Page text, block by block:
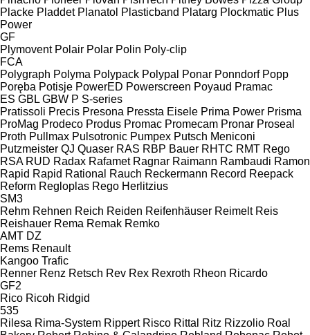
Placke Pladdet Planatol Plasticband Platarg Plockmatic Plus
Power
GF
Plymovent Polair Polar Polin Poly-clip
FCA
Polygraph Polyma Polypack Polypal Ponar Ponndorf Popp
Poręba Potisje PowerED Powerscreen Poyaud Pramac
ES GBL GBW P S-series
Pratissoli Precis Presona Pressta Eisele Prima Power Prisma
ProMag Prodeco Produs Promac Promecam Pronar Proseal
Proth Pullmax Pulsotronic Pumpex Putsch Meniconi
Putzmeister QJ Quaser RAS RBP Bauer RHTC RMT Rego
RSA RUD Radax Rafamet Ragnar Raimann Rambaudi Ramon
Rapid Rapid Rational Rauch Reckermann Record Reepack
Reform Regloplas Rego Herlitzius
SM3
Rehm Rehnen Reich Reiden Reifenhäuser Reimelt Reis
Reishauer Rema Remak Remko
AMT DZ
Rems Renault
Kangoo Trafic
Renner Renz Retsch Rev Rex Rexroth Rheon Ricardo
GF2
Rico Ricoh Ridgid
535
Rilesa Rima-System Rippert Risco Rittal Ritz Rizzolio Roal